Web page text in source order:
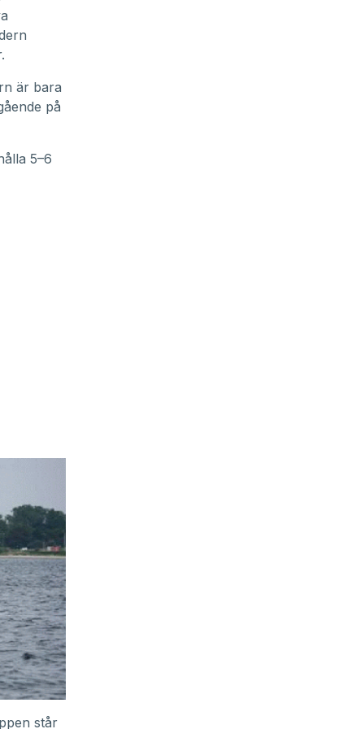
är bara
på
5–6
står